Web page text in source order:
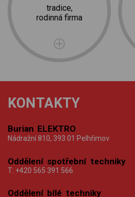
tradice,
rodinná firma
KONTAKTY
Burian ELEKTRO
Nádražní 810, 393 01 Pelhřimov
Oddělení spotřební techniky
T: +420 565 391 566
Oddělení bílé techniky